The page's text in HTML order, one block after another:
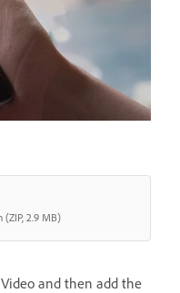
2.9 MB)
and then add the